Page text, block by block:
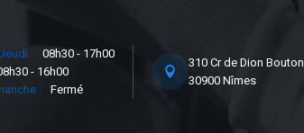
: 08h30 - 17h00
- 16h00
: Fermé
310 Cr de Dion Bouton
30900 Nîmes